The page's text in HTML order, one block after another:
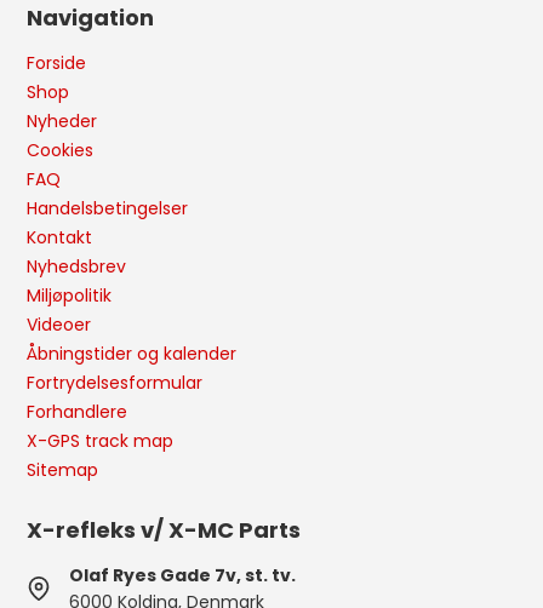
Navigation
Forside
Shop
Nyheder
Cookies
FAQ
Handelsbetingelser
Kontakt
Nyhedsbrev
Miljøpolitik
Videoer
Åbningstider og kalender
Fortrydelsesformular
Forhandlere
X-GPS track map
Sitemap
X-refleks v/ X-MC Parts
Olaf Ryes Gade 7v, st. tv.
6000 Kolding, Denmark